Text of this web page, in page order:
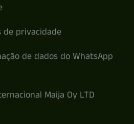
de privacidade
de dados do WhatsApp
Maija Oy LTD